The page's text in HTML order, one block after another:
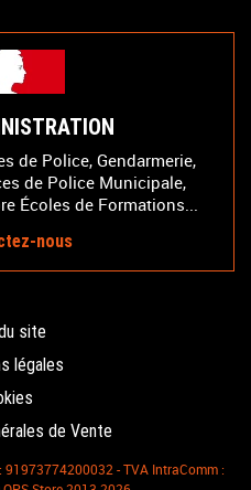
de Police, Gendarmerie,
de Police Municipale,
Écoles de Formations...
nous
site
légales
de Vente
91973774200032 - TVA IntraComm :